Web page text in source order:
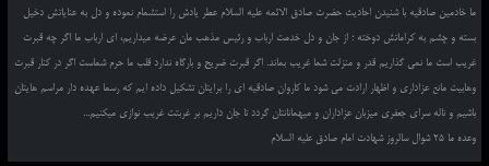
ما خادمین صادقیه با شنیدن احادیث حضرت صادق الائمه علیه السلام عطر یادش را استشمام نموده و دل به عنایاتش دخیل
بسته و چشم به کراماتش دوخته ؛ از جان و دل خدمت ارباب و رئیس مذهب مان عرضه میداریم، ای ارباب ما اگر چه قبرت
غریب است ما نمی گذاریم قدر و منزلت شما غریب بماند. اگر قبرت ضریح و بارگاه ندارد قلب ما حرم شماست اگر در کنار قبرت
وهابیت مانع عزاداری و اظهار ارادت می شود ما کاروان صادقیه ای را برایتان تشکیل داده ایم که رسما عهده دار مراسم هایتان
باشیم و ناله سرای جعفری میزبان عزاداران و میهمانانتان گردد تا جان داریم بر غربتت غریب نوازی میکنیم...
وعده ما 25 شوال سالروز شهادت امام صادق علیه السلام